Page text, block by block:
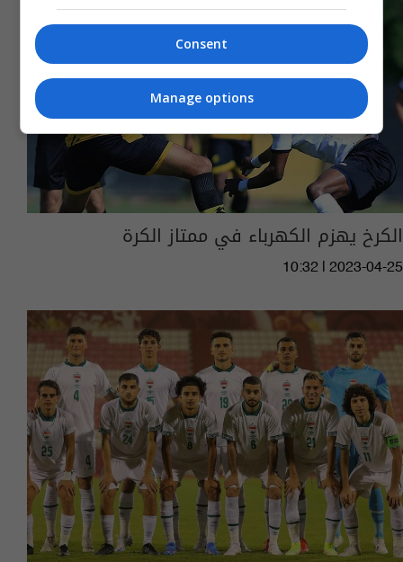
الكرخ يهزم الكهرباء في ممتاز الكرة
10:32 | 2023-04-25
Consent
Manage options